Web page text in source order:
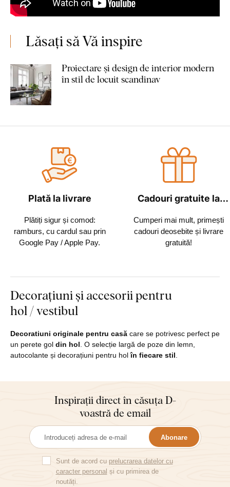
Lăsați să Vă inspire
Proiectare și design de interior modern
în stil de locuit scandinav
Plată la livrare
Plătiți sigur și comod:
ramburs, cu cardul sau prin
Google Pay / Apple Pay.
Cadouri gratuite la
Cumperi mai mult, primești
cadouri deosebite și livrare
gratuită!
Decorațiuni și accesorii pentru
hol / vestibul
Decoratiuni originale pentru casă care se potrivesc perfect pe
un perete gol din hol. O selecție largă de poze din lemn,
autocolante și decorațiuni pentru holîn fiecare stil.
Inspirații direct în căsuța D-
voastră de email
Abonare
Sunt de acord cu prelucrarea datelor cu
caracter personal și cu primirea de
noutăți.